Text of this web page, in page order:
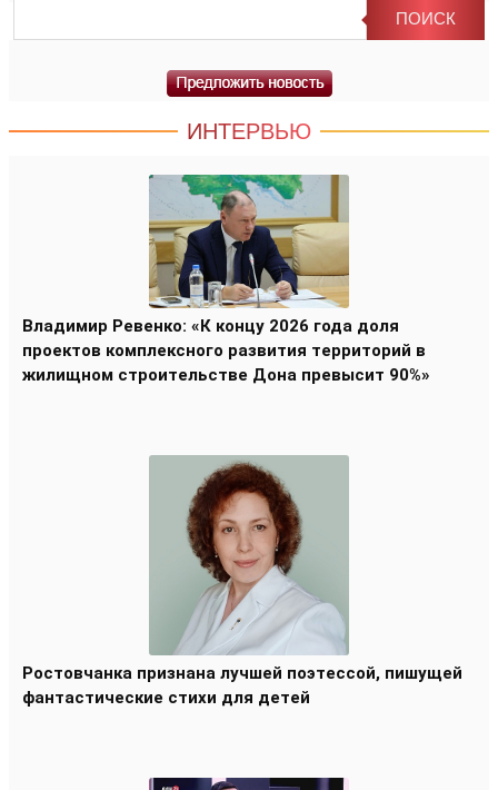
ИНТЕРВЬЮ
Владимир Ревенко: «К концу 2026 года доля
проектов комплексного развития территорий в
жилищном строительстве Дона превысит 90%»
Ростовчанка признана лучшей поэтессой, пишущей
фантастические стихи для детей